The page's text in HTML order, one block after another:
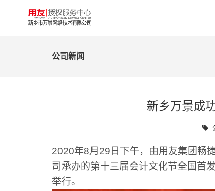
公司新闻
新乡万景成
2020年8月29日下午，由用友集团畅
司承办的第十三届会计文化节全国
举行。